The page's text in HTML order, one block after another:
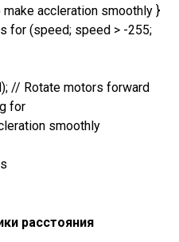
accleration smoothly }
for (speed; speed > -255;
// Rotate motors forward
for
smoothly
расстояния